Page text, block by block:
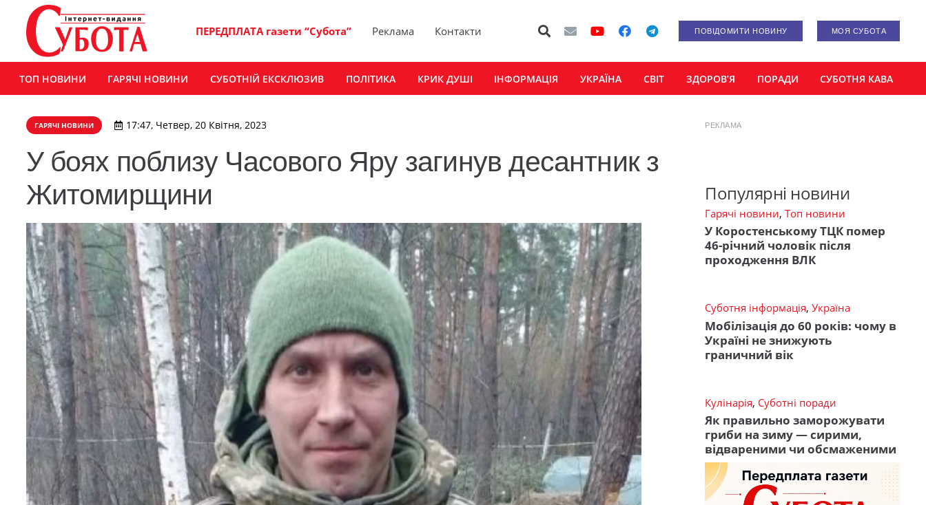
ПЕРЕДПЛАТА газети “Субота” Реклама Контакти ПОВІДОМИТИ НОВИНУ МОЯ СУБОТА
ТОП НОВИНИ ГАРЯЧІ НОВИНИ СУБОТНІЙ ЕКСКЛЮЗИВ ПОЛІТИКА КРИК ДУШІ ІНФОРМАЦІЯ УКРАЇНА СВІТ ЗДОРОВ’Я ПОРАДИ СУБОТНЯ КАВА
ГАРЯЧІ НОВИНИ 17:47, Четвер, 20 Квітня, 2023
У боях поблизу Часового Яру загинув десантник з
Житомирщини
РЕКЛАМА
Популярні новини
Гарячі новини, Топ новини
У Коростенському ТЦК помер
46-річний чоловік після
проходження ВЛК
Суботня інформація, Україна
Мобілізація до 60 років: чому в
Україні не знижують
граничний вік
Кулінарія, Суботні поради
Як правильно заморожувати
гриби на зиму — сирими,
відвареними чи обсмаженими